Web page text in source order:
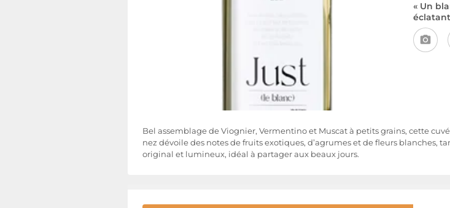
« Un
Bel assemblage de Viognier, Vermentino et Muscat à petits grains, cette
nez dévoile des notes de fruits exotiques, d’agrumes et de fleurs blanches,
original et lumineux, idéal à partager aux beaux jours.